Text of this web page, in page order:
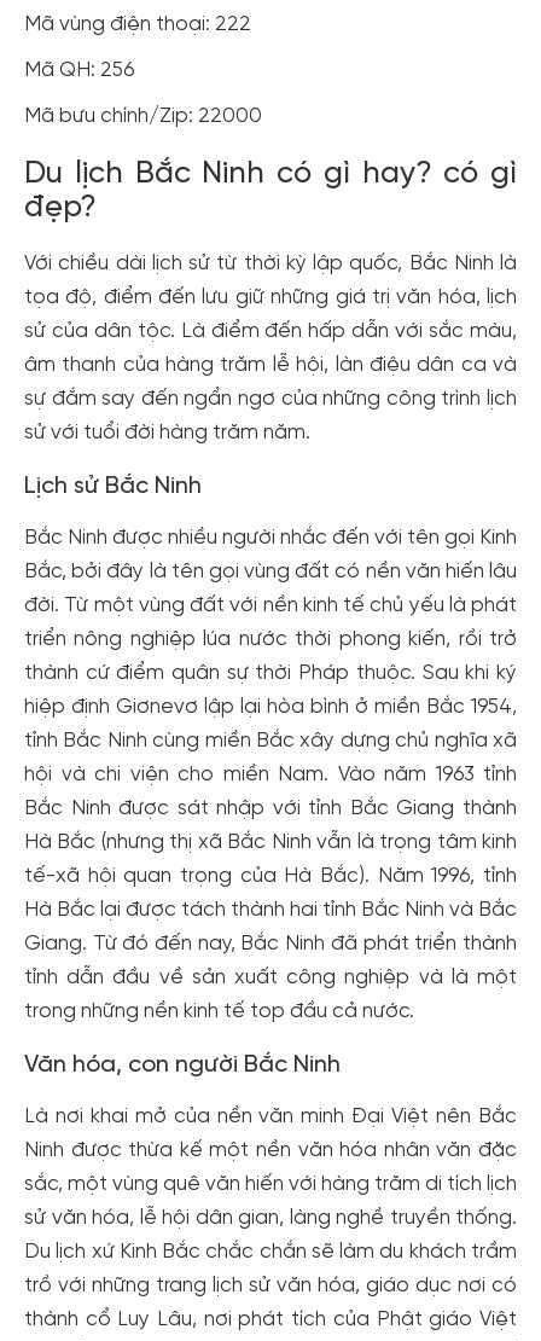
Mã vùng điện thoại: 222
Mã QH: 256
Mã bưu chính/Zip: 22000
Du lịch Bắc Ninh có gì hay? có gì
đẹp?
Với chiều dài lịch sử từ thời kỳ lập quốc, Bắc Ninh là
tọa độ, điểm đến lưu giữ những giá trị văn hóa, lịch
sử của dân tộc. Là điểm đến hấp dẫn với sắc màu,
âm thanh của hàng trăm lễ hội, làn điệu dân ca và
sự đắm say đến ngẩn ngơ của những công trình lịch
sử với tuổi đời hàng trăm năm.
Lịch sử Bắc Ninh
Bắc Ninh được nhiều người nhắc đến với tên gọi Kinh
Bắc, bởi đây là tên gọi vùng đất có nền văn hiến lâu
đời. Từ một vùng đất với nền kinh tế chủ yếu là phát
triển nông nghiệp lúa nước thời phong kiến, rồi trở
thành cứ điểm quân sự thời Pháp thuộc. Sau khi ký
hiệp định Giơnevơ lập lại hòa bình ở miền Bắc 1954,
tỉnh Bắc Ninh cùng miền Bắc xây dựng chủ nghĩa xã
hội và chi viện cho miền Nam. Vào năm 1963 tỉnh
Bắc Ninh được sát nhập với tỉnh Bắc Giang thành
Hà Bắc (nhưng thị xã Bắc Ninh vẫn là trọng tâm kinh
tế-xã hội quan trọng của Hà Bắc). Năm 1996, tỉnh
Hà Bắc lại được tách thành hai tỉnh Bắc Ninh và Bắc
Giang. Từ đó đến nay, Bắc Ninh đã phát triển thành
tỉnh dẫn đầu về sản xuất công nghiệp và là một
trong những nền kinh tế top đầu cả nước.
Văn hóa, con người Bắc Ninh
Là nơi khai mở của nền văn minh Đại Việt nên Bắc
Ninh được thừa kế một nền văn hóa nhân văn đặc
sắc, một vùng quê văn hiến với hàng trăm di tích lịch
sử văn hóa, lễ hội dân gian, làng nghề truyền thống.
Du lịch xứ Kinh Bắc chắc chắn sẽ làm du khách trầm
trồ với những trang lịch sử văn hóa, giáo dục nơi có
thành cổ Luy Lâu, nơi phát tích của Phật giáo Việt